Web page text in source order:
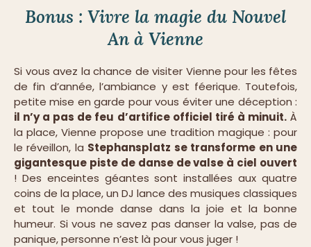
Bonus : Vivre la magie du Nouvel
An à Vienne
Si vous avez la chance de visiter Vienne pour les fêtes
de fin d’année, l’ambiance y est féerique. Toutefois,
petite mise en garde pour vous éviter une déception :
il n’y a pas de feu d’artifice officiel tiré à minuit.À
la place, Vienne propose une tradition magique : pour
le réveillon, la Stephansplatz se transforme en une
gigantesque piste de danse de valse à ciel ouvert
! Des enceintes géantes sont installées aux quatre
coins de la place, un DJ lance des musiques classiques
et tout le monde danse dans la joie et la bonne
humeur. Si vous ne savez pas danser la valse, pas de
panique, personne n’est là pour vous juger !